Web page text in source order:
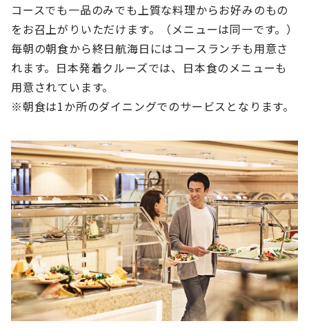
コースでも一品のみでも上質な料理からお好みのもの
をお召上がりいただけます。（メニューは同一です。）
毎朝の朝食から終日航海日にはコースランチも用意さ
れます。日本発着クルーズでは、日本食のメニューも
用意されています。
※朝食は1か所のダイニングでのサービスとなります。